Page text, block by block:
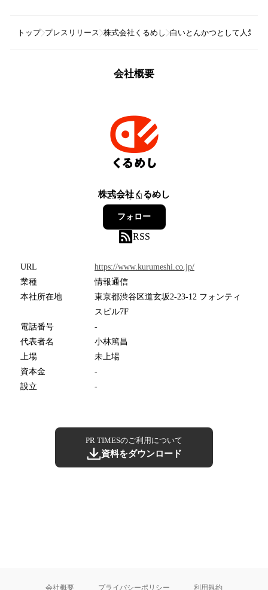
トップ プレスリリース 株式会社くるめし 白いとんかつとして人気の
会社概要
株式会社くるめし
23フォロワー
フォロー
RSS
URL
https://www.kurumeshi.co.jp/
業種
情報通信
本社所在地
東京都渋谷区道玄坂2-23-12 フォンティ
スビル7F
電話番号
-
代表者名
小林篤昌
上場
未上場
資本金
-
設立
-
PR TIMESのご利用について
資料をダウンロード
会社概要 プライバシーポリシー 利用規約